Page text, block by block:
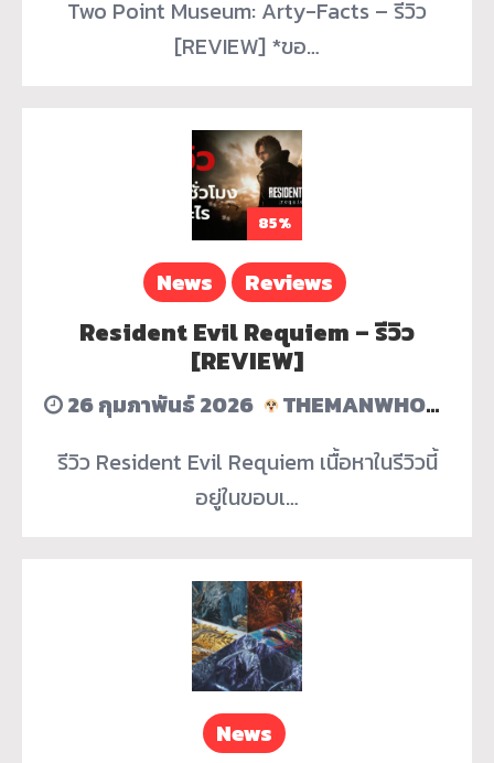
Two Point Museum: Arty-Facts – รีวิว
[REVIEW] *ขอ…
85%
News Reviews
Resident Evil Requiem – รีวิว
[REVIEW]
26 กุมภาพันธ์ 2026
THEMANWHOERASEDHISACCOUNT
รีวิว Resident Evil Requiem เนื้อหาในรีวิวนี้
อยู่ในขอบเ…
News